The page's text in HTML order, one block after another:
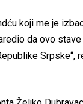
koji me je
da ovo
Srpske“,